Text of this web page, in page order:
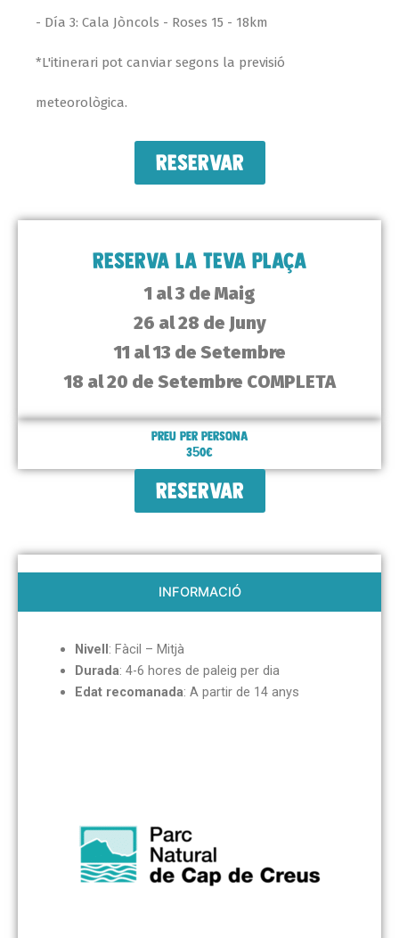
- Día 3: Cala Jòncols - Roses 15 - 18km
*L'itinerari pot canviar segons la previsió
meteorològica.
RESERVAR
RESERVA LA TEVA PLAÇA
1 al 3 de Maig
26 al 28 de Juny
11 al 13 de Setembre
18 al 20 de Setembre COMPLETA
Preu per persona
350€
RESERVAR
INFORMACIÓ
Nivell : Fàcil – Mitjà
Durada: 4-6 hores de paleig per dia
Edat recomanada: A partir de 14 anys